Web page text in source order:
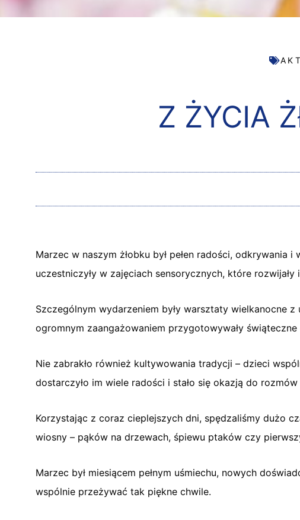
Z ŻYCIA
Marzec w naszym żłobku był pełen radości, odkrywania
uczestniczyły w zajęciach sensorycznych, które
Szczególnym wydarzeniem były warsztaty wielkanocne
ogromnym zaangażowaniem przygotowywały
Nie zabrakło również kultywowania tradycji – dzieci
dostarczyło im wiele radości i stało się okazją do
Korzystając z coraz cieplejszych dni, spędzaliśmy dużo
wiosny – pąków na drzewach, śpiewu ptaków czy
Marzec był miesiącem pełnym uśmiechu, nowych
wspólnie przeżywać tak piękne chwile.